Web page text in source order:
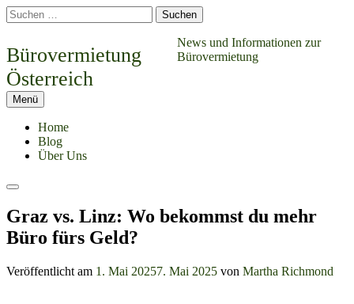
Springe
zum
Suchen
nach:
Bürovermietung
Österreich
News und Informationen zur
Bürovermietung
Menü
Home
Blog
Über Uns
Suchen
Graz vs. Linz: Wo bekommst du mehr
Büro fürs Geld?
Veröffentlicht am 1. Mai 20257. Mai 2025 von Martha Richmond